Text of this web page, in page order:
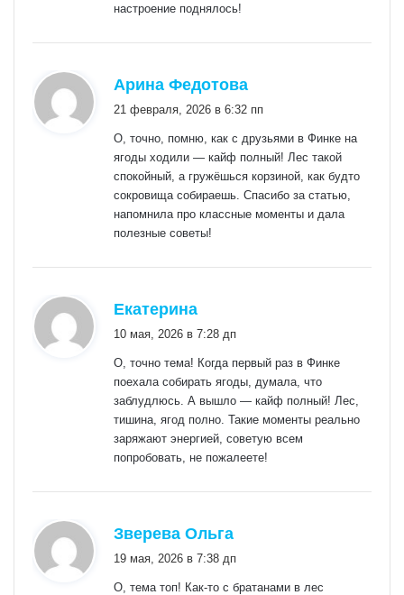
настроение поднялось!
Арина Федотова
21 февраля, 2026 в 6:32 пп
О, точно, помню, как с друзьями в Финке на
ягоды ходили — кайф полный! Лес такой
спокойный, а гружёшься корзиной, как будто
сокровища собираешь. Спасибо за статью,
напомнила про классные моменты и дала
полезные советы!
Екатерина
10 мая, 2026 в 7:28 дп
О, точно тема! Когда первый раз в Финке
поехала собирать ягоды, думала, что
заблудлюсь. А вышло — кайф полный! Лес,
тишина, ягод полно. Такие моменты реально
заряжают энергией, советую всем
попробовать, не пожалеете!
Зверева Ольга
19 мая, 2026 в 7:38 дп
О, тема топ! Как-то с братанами в лес